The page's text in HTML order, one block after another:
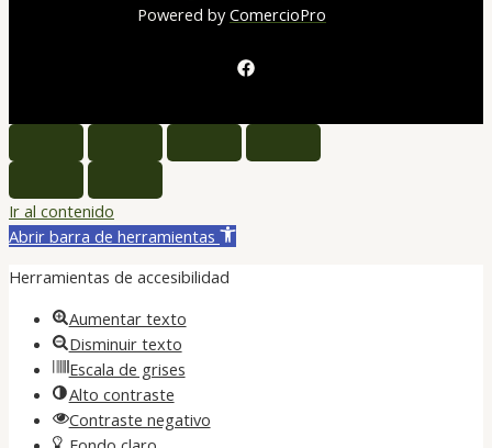
Powered byComercioPro
Ir al contenido
Abrir barra de herramientas
Herramientas de accesibilidad
Aumentar texto
Disminuir texto
Escala de grises
Alto contraste
Contraste negativo